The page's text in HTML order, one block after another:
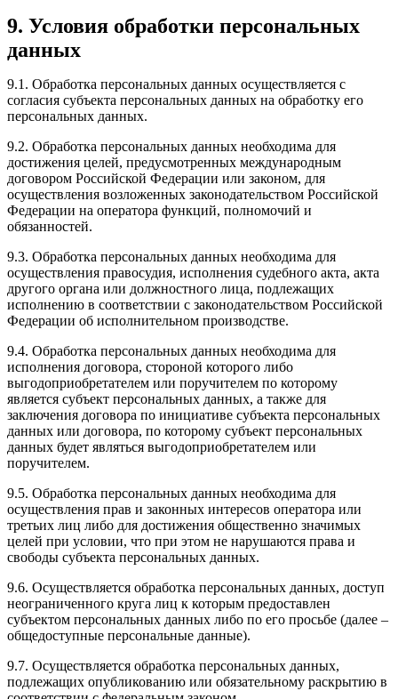
9. Условия обработки персональных
данных
9.1. Обработка персональных данных осуществляется с
согласия субъекта персональных данных на обработку его
персональных данных.
9.2. Обработка персональных данных необходима для
достижения целей, предусмотренных международным
договором Российской Федерации или законом, для
осуществления возложенных законодательством Российской
Федерации на оператора функций, полномочий и
обязанностей.
9.3. Обработка персональных данных необходима для
осуществления правосудия, исполнения судебного акта, акта
другого органа или должностного лица, подлежащих
исполнению в соответствии с законодательством Российской
Федерации об исполнительном производстве.
9.4. Обработка персональных данных необходима для
исполнения договора, стороной которого либо
выгодоприобретателем или поручителем по которому
является субъект персональных данных, а также для
заключения договора по инициативе субъекта персональных
данных или договора, по которому субъект персональных
данных будет являться выгодоприобретателем или
поручителем.
9.5. Обработка персональных данных необходима для
осуществления прав и законных интересов оператора или
третьих лиц либо для достижения общественно значимых
целей при условии, что при этом не нарушаются права и
свободы субъекта персональных данных.
9.6. Осуществляется обработка персональных данных, доступ
неограниченного круга лиц к которым предоставлен
субъектом персональных данных либо по его просьбе (далее –
общедоступные персональные данные).
9.7. Осуществляется обработка персональных данных,
подлежащих опубликованию или обязательному раскрытию в